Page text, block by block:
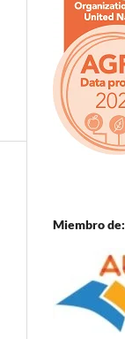
Miembro de: